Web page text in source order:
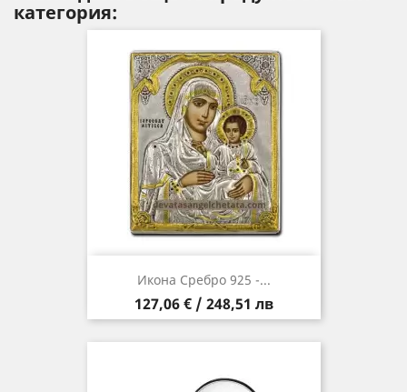
категория:
Икона Сребро 925 -...
Цена
127,06 € / 248,51 лв